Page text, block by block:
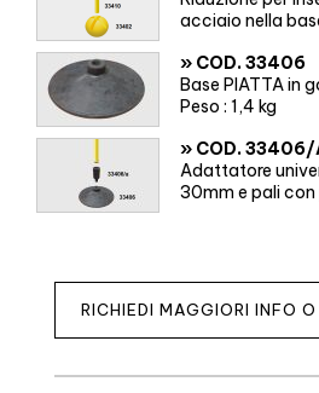
acciaio nella
» COD. 33406
Base PIATTA in
Peso : 1,4 kg
» COD. 33406/
Adattatore
30mm e pali
RICHIEDI MAGGIORI INFO